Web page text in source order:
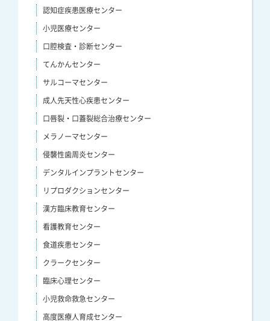
認知症疾患医療センター
小児医療センター
口腔検査・診断センター
てんかんセンター
サルコーマセンター
成人先天性心疾患センター
口唇裂・口蓋裂総合治療センター
メラノーマセンター
侵襲性歯周炎センター
デンタルインプラントセンター
リプロダクションセンター
漢方臨床教育センター
看護教育センター
食道疾患センター
クラークセンター
臨床心理センター
小児救命救急センター
高度医療人育成センター